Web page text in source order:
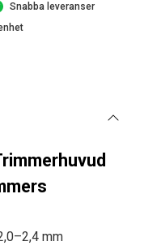
Snabba leveranser
mm